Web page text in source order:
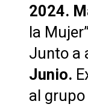
2024.
la
Junto a
Junio.
al grupo